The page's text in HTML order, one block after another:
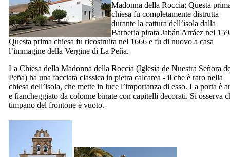
Madonna della Roccia; Questa
chiesa fu completamente distrutta
durante la cattura dell’isola dalla
Barberia pirata Jabán Arráez nel
Questa prima chiesa fu ricostruita nel 1666 e fu di nuovo a casa
l’immagine della Vergine di La Peña.
La Chiesa della Madonna della Roccia (Iglesia de Nuestra Señora
Peña) ha una facciata classica in pietra calcarea - il che è raro nella
chiesa dell’isola, che mette in luce l’importanza di esso. La porta è
e fiancheggiato da colonne binate con capitelli decorati. Si osserva
timpano del frontone è vuoto.